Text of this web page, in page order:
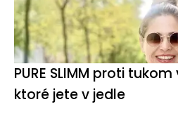
PURE SLIMM proti
ktoré jete v jedle